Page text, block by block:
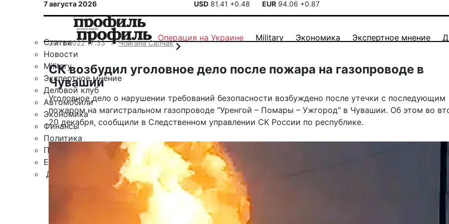
7 августа 2026 USD 81.41 +0.48 EUR 94.06 +0.87
Статьи
Новости
Military
Экспертное мнение
Деловой клуб
Автомобили
Экономика
Финансы
Политика
Путешествия
ЕАЭС
Другие рубрики
Спецпроект «Юрий Мамлеев»
Операция на Украине Military Экономика Экспертное мнение
20.12.2022 17:33 Чойгана Салчак
СК возбудил уголовное дело после пожара на газопроводе в
Чувашии
Уголовное дело о нарушении требований безопасности возбуждено после утечки с последующим
пожаром на магистральном газопроводе "Уренгой – Помары – Ужгород" в Чувашии. Об этом во
20 декабря, сообщили в Следственном управлении СК России по республике.